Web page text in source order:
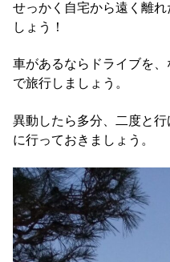
せっかく自宅から遠く離
しょう！
車があるならドライブを
で旅行しましょう。
異動したら多分、二度と
に行っておきましょう。